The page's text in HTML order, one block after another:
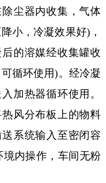
尘器内收集，气体
小，冷凝效果好)，
的溶媒经收集罐收
循环使用)。经冷凝
加热器循环使用。
风分布板上的物料
系统输入至密闭容
内操作，车间无粉